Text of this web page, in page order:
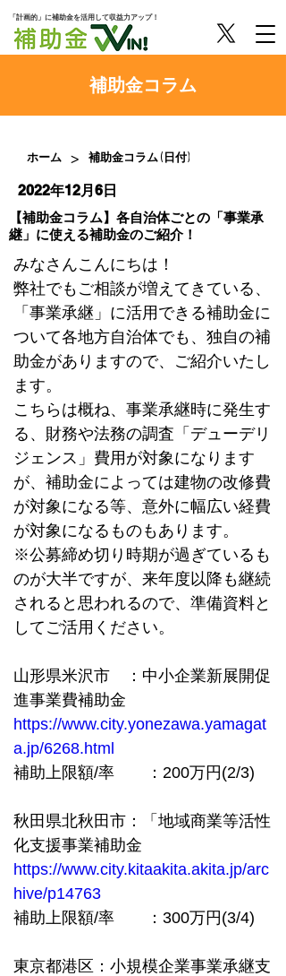
「計画的」に補助金を活用して収益力アップ！
​補助金コラム
ホーム > 補助金コラム (日付)
2022年12月6日
【補助金コラム】各自治体ごとの「事業承
継」に使える補助金のご紹介！
みなさんこんにちは！
弊社でもご相談が増えてきている、
「事業承継」に活用できる補助金に
ついて各地方自治体でも、独自の補
助金がありますので、ご紹介いたし
ます。
こちらは概ね、事業承継時に発生す
る、財務や法務の調査「デューデリ
ジェンス」費用が対象になります
が、補助金によっては建物の改修費
が対象になる等、意外に幅広い経費
が対象になるものもあります。
※公募締め切り時期が過ぎているも
のが大半ですが、来年度以降も継続
されると思われるので、準備資料と
してご活用ください。
山形県米沢市　：中小企業新展開促
進事業費補助金
https://www.city.yonezawa.yamagat
a.jp/6268.html
補助上限額/率　　：200万円(2/3)
秋田県北秋田市：「地域商業等活性
化支援事業補助金
https://www.city.kitaakita.akita.jp/arc
hive/p14763
補助上限額/率　　：300万円(3/4)
東京都港区：小規模企業事業承継支